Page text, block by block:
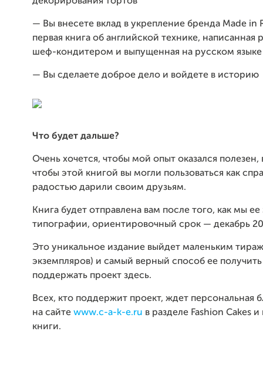
— Вы внесете вклад в укрепление бренда Made in
первая книга об английской технике, написанная
шеф-кондитером и выпущенная на русском языке
— Вы сделаете доброе дело и войдете в историю
Что будет дальше?
Очень хочется, чтобы мой опыт оказался полезен,
чтобы этой книгой вы могли пользоваться как
радостью дарили своим друзьям.
Книга будет отправлена вам после того, как мы ее
типографии, ориентировочный срок — декабрь
Это уникальное издание выйдет маленьким
экземпляров) и самый верный способ ее
поддержать проект здесь.
Всех, кто поддержит проект, ждет персональная
на сайте www.c-a-k-e.ru в разделе Fashion Cakes
книги.